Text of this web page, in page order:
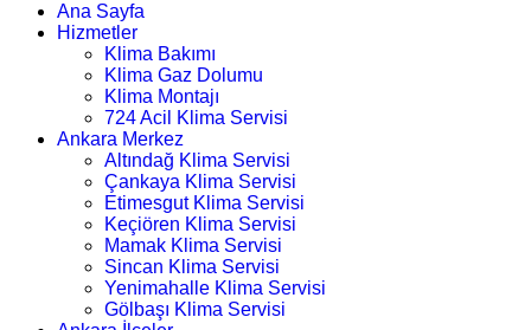
Ana Sayfa
Hizmetler
Klima Bakımı
Klima Gaz Dolumu
Klima Montajı
724 Acil Klima Servisi
Ankara Merkez
Altındağ Klima Servisi
Çankaya Klima Servisi
Etimesgut Klima Servisi
Keçiören Klima Servisi
Mamak Klima Servisi
Sincan Klima Servisi
Yenimahalle Klima Servisi
Gölbaşı Klima Servisi